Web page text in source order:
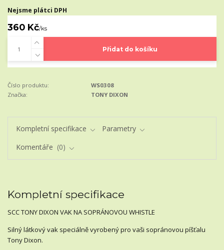
Nejsme plátci DPH
360 Kč/ks
Přidat do košíku
Číslo produktu:
WS0308
Značka:
TONY DIXON
Kompletní specifikace
Parametry
Komentáře
0
Kompletní specifikace
SCC TONY DIXON VAK NA SOPRÁNOVOU WHISTLE
Silný látkový vak speciálně vyrobený pro vaši sopránovou píšťalu
Tony Dixon.